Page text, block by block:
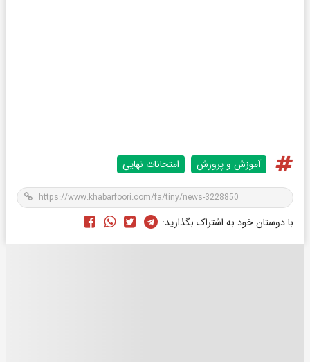
آموزش و پرورش امتحانات نهایی
با دوستان خود به اشتراک بگذارید: